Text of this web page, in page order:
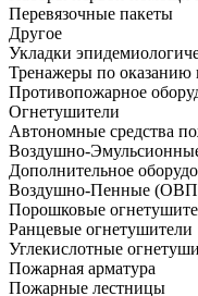
Перевязочные пакеты
Другое
Укладки
Тренажеры по
Противопожарное
Огнетушители
Автономные средства
Воздушно-
Дополнительное
Воздушно-Пенные
Порошковые
Ранцевые огнетушители
Углекислотные
Пожарная арматура
Пожарные лестницы